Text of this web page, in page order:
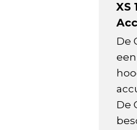
XS
De
De